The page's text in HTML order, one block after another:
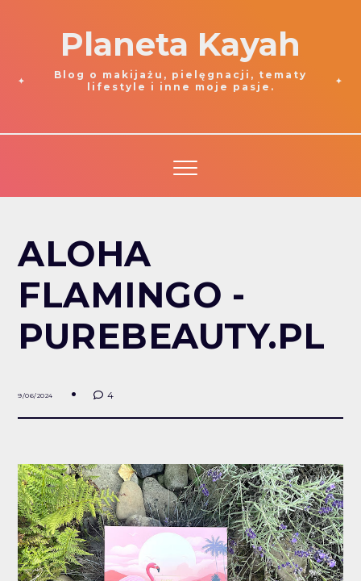
Planeta Kayah
Blog o makijażu, pielęgnacji, tematy
lifestyle i inne moje pasje.
ALOHA
FLAMINGO -
PUREBEAUTY.PL
9/06/2024 4